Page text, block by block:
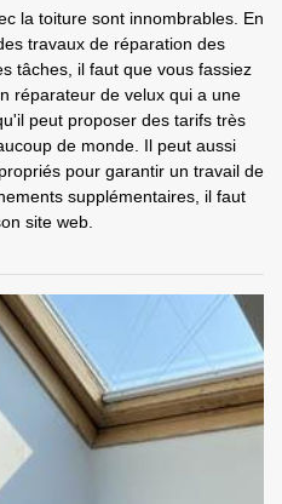
la toiture sont innombrables. En
travaux de réparation des
tâches, il faut que vous fassiez
réparateur de velux qui a une
peut proposer des tarifs très
de monde. Il peut aussi
pour garantir un travail de
supplémentaires, il faut
site web.